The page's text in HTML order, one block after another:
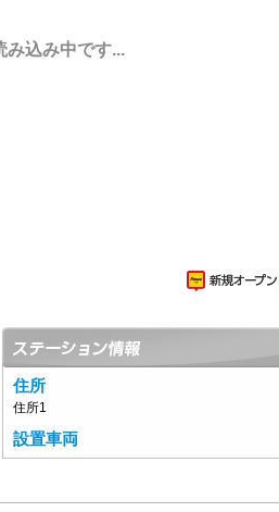
み込み中です...
住所
住所1
設置車両